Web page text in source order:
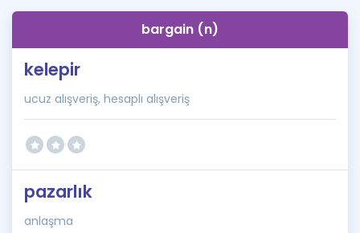
bargain (n)
kelepir
ucuz alışveriş, hesaplı alışveriş
pazarlık
anlaşma